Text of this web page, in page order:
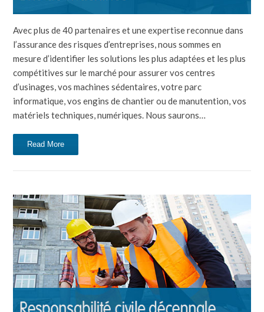
Avec plus de 40 partenaires et une expertise reconnue dans
l’assurance des risques d’entreprises, nous sommes en
mesure d’identifier les solutions les plus adaptées et les plus
compétitives sur le marché pour assurer vos centres
d’usinages, vos machines sédentaires, votre parc
informatique, vos engins de chantier ou de manutention, vos
matériels techniques, numériques. Nous saurons…
Read More